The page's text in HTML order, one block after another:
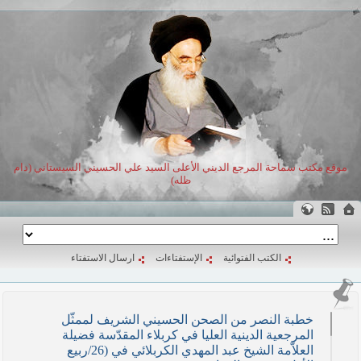
موقع مكتب سماحة المرجع الديني الأعلى السيد علي الحسيني السيستاني (دام
ظله)
الكتب الفتوائية الإستفتاءات ارسال الاستفتاء
خطبة النصر من الصحن الحسيني الشريف لممثّل
المرجعية الدينية العليا في كربلاء المقدّسة فضيلة
العلاّمة الشيخ عبد المهدي الكربلائي في (26/ربيع